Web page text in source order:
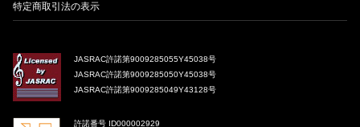
特定商取引法の表示
JASRAC許諾第9009285055Y45038号
JASRAC許諾第9009285050Y45038号
JASRAC許諾第9009285049Y43128号
許諾番号 ID000002929